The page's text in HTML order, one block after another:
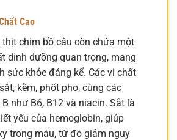
Cao
thịt chim bồ câu còn chứa một
dinh dưỡng quan trọng, mang
sức khỏe đáng kể. Các vi chất
kẽm, phốt pho, cùng các
như B6, B12 và niacin. Sắt là
yếu của hemoglobin, giúp
trong máu, từ đó giảm nguy